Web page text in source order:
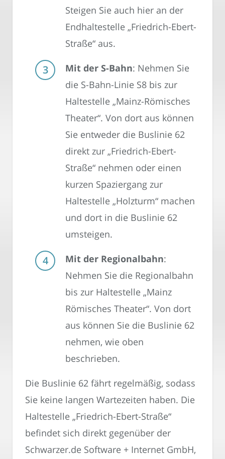
Steigen Sie auch hier an der
Endhaltestelle „Friedrich-Ebert-
Straße“ aus.
Mit der S-Bahn: Nehmen Sie
die S-Bahn-Linie S8 bis zur
Haltestelle „Mainz-Römisches
Theater“. Von dort aus können
Sie entweder die Buslinie 62
direkt zur „Friedrich-Ebert-
Straße“ nehmen oder einen
kurzen Spaziergang zur
Haltestelle „Holzturm“ machen
und dort in die Buslinie 62
umsteigen.
Mit der Regionalbahn:
Nehmen Sie die Regionalbahn
bis zur Haltestelle „Mainz
Römisches Theater“. Von dort
aus können Sie die Buslinie 62
nehmen, wie oben
beschrieben.
Die Buslinie 62 fährt regelmäßig, sodass
Sie keine langen Wartezeiten haben. Die
Haltestelle „Friedrich-Ebert-Straße“
befindet sich direkt gegenüber der
Schwarzer.de Software + Internet GmbH,